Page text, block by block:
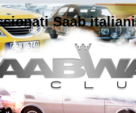
Saab italiani